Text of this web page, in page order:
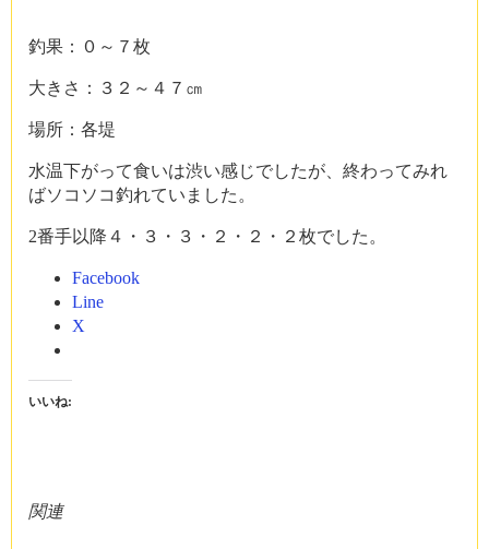
釣果：０～７枚
大きさ：３２～４７㎝
場所：各堤
水温下がって食いは渋い感じでしたが、終わってみれ
ばソコソコ釣れていました。
2番手以降４・３・３・２・２・２枚でした。
Facebook
Line
X
いいね:
関連